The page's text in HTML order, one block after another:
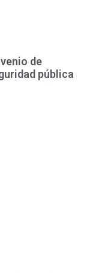
de
pública